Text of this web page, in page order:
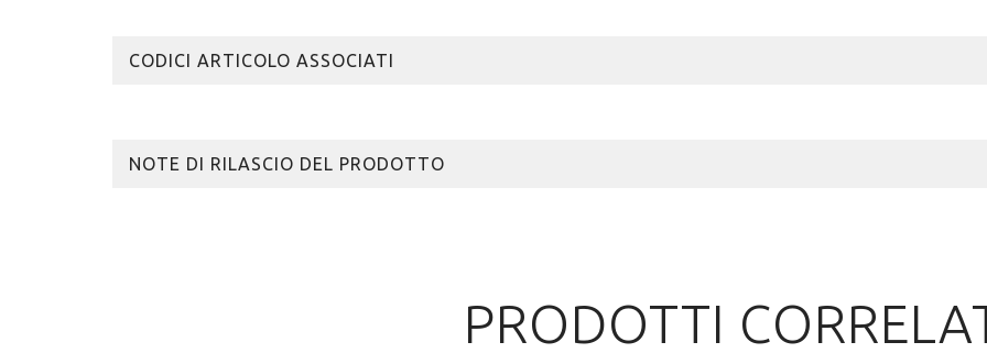
CODICI ARTICOLO ASSOCIATI
NOTE DI RILASCIO DEL PRODOTTO
PRODOTTI